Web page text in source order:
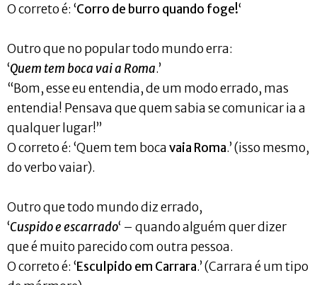
O correto é: ‘Corro de burro quando foge!‘
Outro que no popular todo mundo erra:
‘Quem tem boca vai a Roma.’
“Bom, esse eu entendia, de um modo errado, mas
entendia! Pensava que quem sabia se comunicar ia a
qualquer lugar!”
O correto é: ‘Quem tem bocavaia Roma.’ (isso mesmo,
do verbo vaiar).
Outro que todo mundo diz errado,
‘Cuspido e escarrado‘ – quando alguém quer dizer
que é muito parecido com outra pessoa.
O correto é: ‘Esculpido em Carrara.’ (Carrara é um tipo